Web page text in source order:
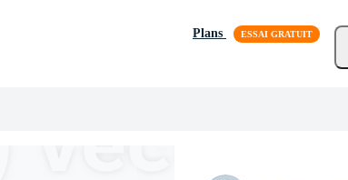
Plans